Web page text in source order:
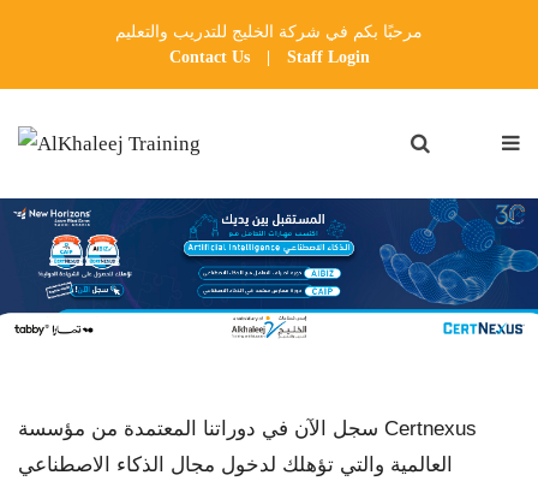
مرحبًا بكم في شركة الخليج للتدريب والتعليم
Contact Us
Staff Login
Certnexus
العالمية والتي تؤهلك لدخول مجال الذكاء الاصطناعي